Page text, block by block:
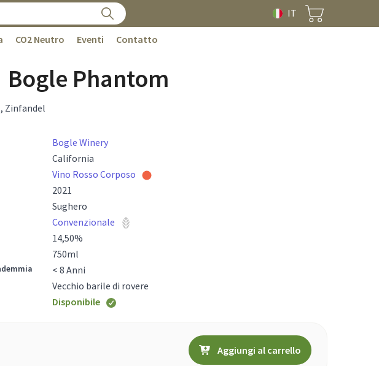
IT
CO2 Neutro Eventi Contatto
Bogle Phantom
Zinfandel
Bogle Winery
California
Vino Rosso Corposo
2021
Sughero
Convenzionale
14,50%
750ml
< 8 Anni
Vecchio barile di rovere
Disponibile
Aggiungi al carrello